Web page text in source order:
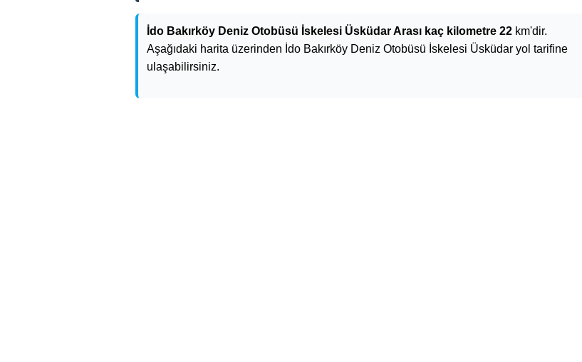
İdo Bakırköy Deniz Otobüsü İskelesi Üsküdar Arası kaç kilometre 22 km'dir.
Aşağıdaki harita üzerinden İdo Bakırköy Deniz Otobüsü İskelesi Üsküdar yol tarifine
ulaşabilirsiniz.